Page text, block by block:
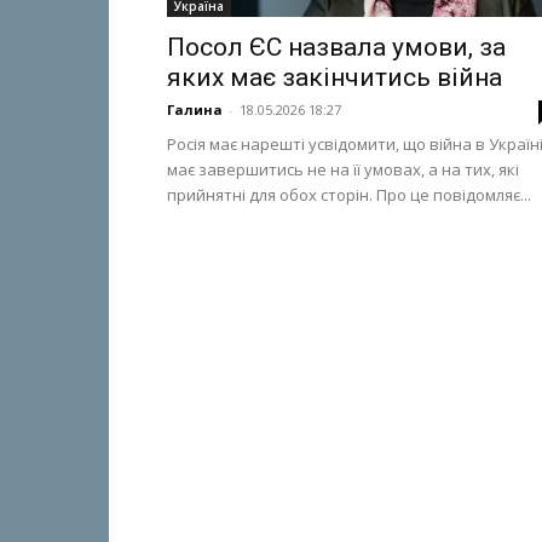
Україна
Посол ЄС назвала умови, за
яких має закінчитись війна
Галина - 18.05.2026 18:27
Росія має нарешті усвідомити, що війна в Україні
має завершитись не на її умовах, а на тих, які
прийнятні для обох сторін. Про це повідомляє...